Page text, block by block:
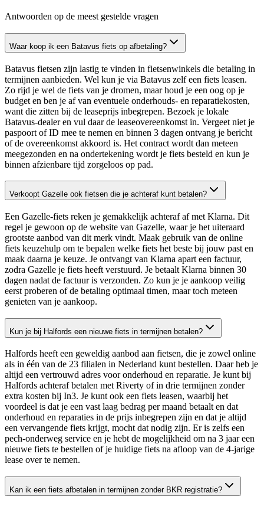
Antwoorden op de meest gestelde vragen
Waar koop ik een Batavus fiets op afbetaling?
Batavus fietsen zijn lastig te vinden in fietsenwinkels die betaling in
termijnen aanbieden. Wel kun je via Batavus zelf een fiets leasen.
Zo rijd je wel de fiets van je dromen, maar houd je een oog op je
budget en ben je af van eventuele onderhouds- en reparatiekosten,
want die zitten bij de leaseprijs inbegrepen. Bezoek je lokale
Batavus-dealer en vul daar de leaseovereenkomst in. Vergeet niet je
paspoort of ID mee te nemen en binnen 3 dagen ontvang je bericht
of de overeenkomst akkoord is. Het contract wordt dan meteen
meegezonden en na ondertekening wordt je fiets besteld en kun je
binnen afzienbare tijd zorgeloos op pad.
Verkoopt Gazelle ook fietsen die je achteraf kunt betalen?
Een Gazelle-fiets reken je gemakkelijk achteraf af met Klarna. Dit
regel je gewoon op de website van Gazelle, waar je het uiteraard
grootste aanbod van dit merk vindt. Maak gebruik van de online
fiets keuzehulp om te bepalen welke fiets het beste bij jouw past en
maak daarna je keuze. Je ontvangt van Klarna apart een factuur,
zodra Gazelle je fiets heeft verstuurd. Je betaalt Klarna binnen 30
dagen nadat de factuur is verzonden. Zo kun je je aankoop veilig
eerst proberen of de betaling optimaal timen, maar toch meteen
genieten van je aankoop.
Kun je bij Halfords een nieuwe fiets in termijnen betalen?
Halfords heeft een geweldig aanbod aan fietsen, die je zowel online
als in één van de 23 filialen in Nederland kunt bestellen. Daar heb je
altijd een vertrouwd adres voor onderhoud en reparatie. Je kunt bij
Halfords achteraf betalen met Riverty of in drie termijnen zonder
extra kosten bij In3. Je kunt ook een fiets leasen, waarbij het
voordeel is dat je een vast laag bedrag per maand betaalt en dat
onderhoud en reparaties in de prijs inbegrepen zijn en dat je altijd
een vervangende fiets krijgt, mocht dat nodig zijn. Er is zelfs een
pech-onderweg service en je hebt de mogelijkheid om na 3 jaar een
nieuwe fiets te bestellen of je huidige fiets na afloop van de 4-jarige
lease over te nemen.
Kan ik een fiets afbetalen in termijnen zonder BKR registratie?